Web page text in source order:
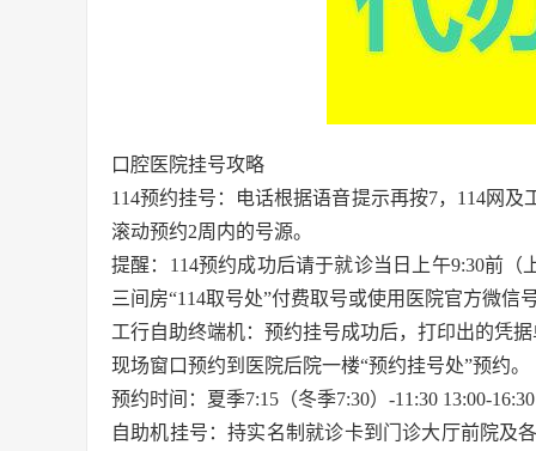
口腔医院挂号攻略
114预约挂号：电话根据语音提示再按7，114网
滚动预约2周内的号源。
提醒：114预约成功后请于就诊当日上午9:30前
三间房“114取号处”付费取号或使用医院官方微信
工行自助终端机：预约挂号成功后，打印出的凭
现场窗口预约到医院后院一楼“预约挂号处”预约。
预约时间：夏季7:15（冬季7:30）-11:30 13:00-
自助机挂号：持实名制就诊卡到门诊大厅前院及